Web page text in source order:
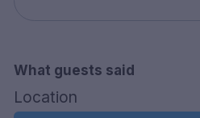
Røykfritt
5 minutters gange til
15 minutters kjøring til
What guests said
Location